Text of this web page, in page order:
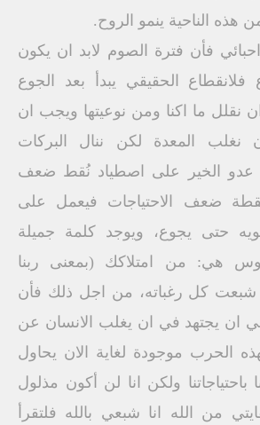
هذه الناحية ينمو الروح.
فأن فترة الصوم لابد ان يكون
فلانقطاع الحقيقي يبدأ بعد الجوع
ما اكنا ومن نوعيتها ويجب ان
نغلب المعدة لكن ننال البركات
عدو الخير على اصطياد نُقط ضعف
ضعف الاحتياجات فيعمل على
حتى يجوع، ويوجد كلمة جميلة
هي: من امتلاكك (بمعنى ربنا
كل رغباته، من اجل ذلك فأن
ان يجتهد في ان يغلب الانسان عن
الحرب موجودة لغاية الان يحاول
باحتياجاتنا ولكن انا لن أكون مذلول
من الله انا شبعي بالله فلتقرأ